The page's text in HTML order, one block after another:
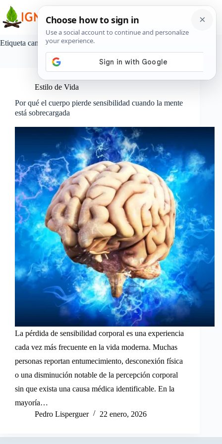
contenido
Etiqueta cansancio mental
Estilo de Vida
Por qué el cuerpo pierde sensibilidad cuando la mente
está sobrecargada
La pérdida de sensibilidad corporal es una experiencia
cada vez más frecuente en la vida moderna. Muchas
personas reportan entumecimiento, desconexión física
o una disminución notable de la percepción corporal
sin que exista una causa médica identificable. En la
mayoría…
Pedro Lisperguer
22 enero, 2026